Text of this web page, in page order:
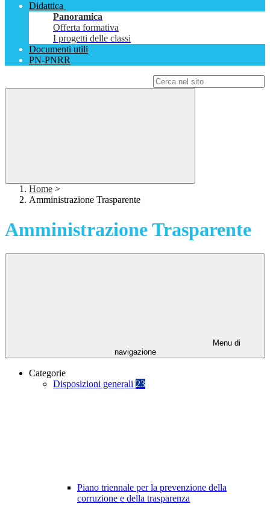
Didattica
Panoramica
Offerta formativa
I progetti delle classi
Documenti utili
PN-PNRR
Home >
Amministrazione Trasparente
Amministrazione Trasparente
Menu di
navigazione
Categorie
Disposizioni generali 23
Piano triennale per la prevenzione della
corruzione e della trasparenza